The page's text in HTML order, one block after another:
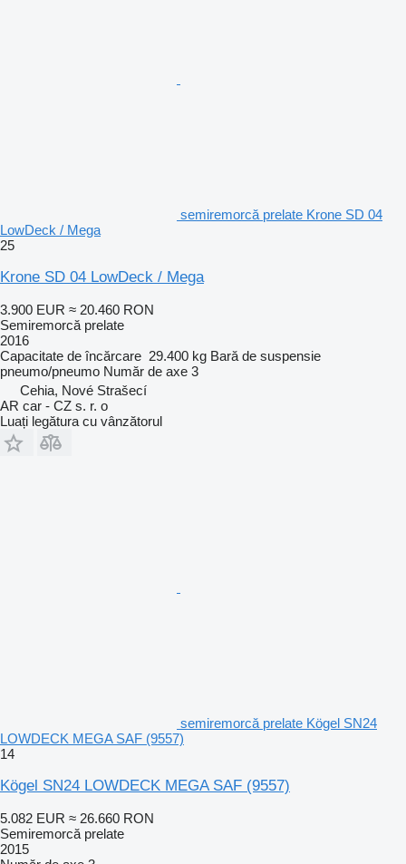
semiremorcă prelate Krone SD 04
LowDeck / Mega
25
Krone SD 04 LowDeck / Mega
3.900 EUR ≈ 20.460 RON
Semiremorcă prelate
2016
Capacitate de încărcare 29.400 kg Bară de suspensie
pneumo/pneumo Număr de axe 3
Cehia, Nové Strašecí
AR car - CZ s. r. o
Luați legătura cu vânzătorul
semiremorcă prelate Kögel SN24
LOWDECK MEGA SAF (9557)
14
Kögel SN24 LOWDECK MEGA SAF (9557)
5.082 EUR ≈ 26.660 RON
Semiremorcă prelate
2015